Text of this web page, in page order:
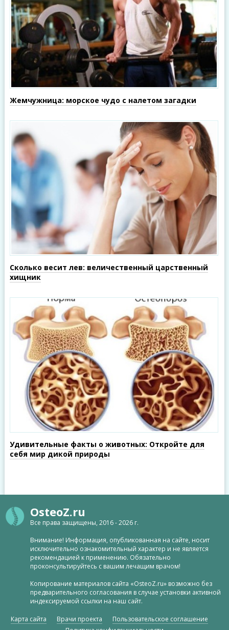
Жемчужница: морское чудо с налетом загадки
Сколько весит лев: величественный царственный
хищник
Удивительные факты о животных: Откройте для
себя мир дикой природы
OsteoZ.ru
Все права защищены, 2016 - 2026 г.
Внимание! Информация, опубликованная на сайте, носит
исключительно ознакомительный характер и не является
рекомендацией к применению. Обязательно
проконсультируйтесь с вашим лечащим врачом!
Копирование материалов сайта «OsteoZ.ru» возможно без
предварительного согласования в случае установки активной
индексируемой ссылки на наш сайт.
Карта сайта Врачи проекта
Пользовательское соглашение